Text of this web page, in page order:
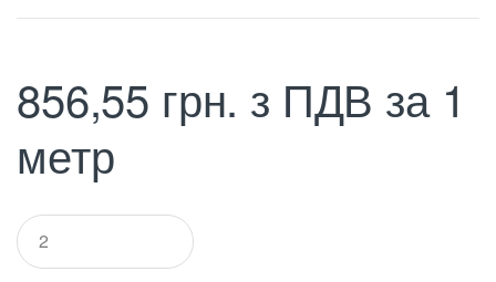
856,55 грн. з ПДВ за 1
метр
Q
u
a